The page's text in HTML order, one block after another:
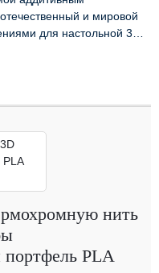
и мировой
для настольной 3D-
нить
портфель PLA